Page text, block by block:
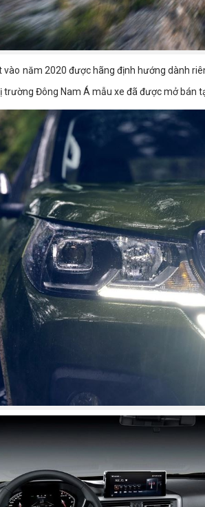
vào năm 2020 được hãng định hướng dành
trường Đông Nam Á mẫu xe đã được mở bán